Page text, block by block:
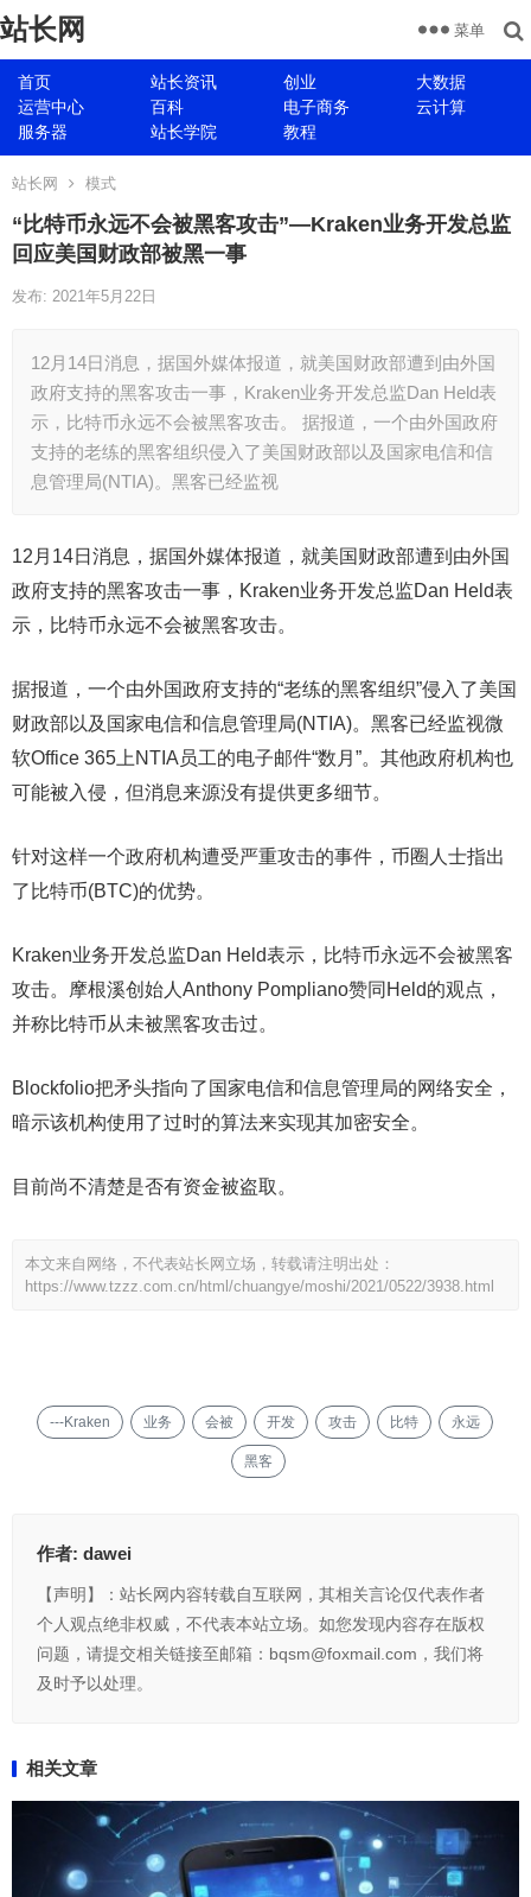
站长网
首页 站长资讯 创业
大数据
运营中心
百科 电子商务
云计算
服务器
站长学院 教程
菜单
站长网 模式
“比特币永远不会被黑客攻击”—Kraken业务开发总监
回应美国财政部被黑一事
发布: 2021年5月22日
12月14日消息，据国外媒体报道，就美国财政部遭到由外国
政府支持的黑客攻击一事，Kraken业务开发总监Dan Held表
示，比特币永远不会被黑客攻击。 据报道，一个由外国政府
支持的老练的黑客组织侵入了美国财政部以及国家电信和信
息管理局(NTIA)。黑客已经监视
12月14日消息，据国外媒体报道，就美国财政部遭到由外国
政府支持的黑客攻击一事，Kraken业务开发总监Dan Held表
示，比特币永远不会被黑客攻击。
据报道，一个由外国政府支持的“老练的黑客组织”侵入了美国
财政部以及国家电信和信息管理局(NTIA)。黑客已经监视微
软Office 365上NTIA员工的电子邮件“数月”。其他政府机构也
可能被入侵，但消息来源没有提供更多细节。
针对这样一个政府机构遭受严重攻击的事件，币圈人士指出
了比特币(BTC)的优势。
Kraken业务开发总监Dan Held表示，比特币永远不会被黑客
攻击。摩根溪创始人Anthony Pompliano赞同Held的观点，
并称比特币从未被黑客攻击过。
Blockfolio把矛头指向了国家电信和信息管理局的网络安全，
暗示该机构使用了过时的算法来实现其加密安全。
目前尚不清楚是否有资金被盗取。
本文来自网络，不代表站长网立场，转载请注明出处：
https://www.tzzz.com.cn/html/chuangye/moshi/2021/0522/3938.html
---Kraken 业务 会被 开发 攻击 比特 永远
黑客
作者: dawei
【声明】：站长网内容转载自互联网，其相关言论仅代表作者
个人观点绝非权威，不代表本站立场。如您发现内容存在版权
问题，请提交相关链接至邮箱：bqsm@foxmail.com，我们将
及时予以处理。
相关文章